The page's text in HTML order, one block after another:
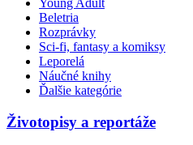
Young Adult
Beletria
Rozprávky
Sci-fi, fantasy a komiksy
Leporelá
Náučné knihy
Ďalšie kategórie
Životopisy a reportáže